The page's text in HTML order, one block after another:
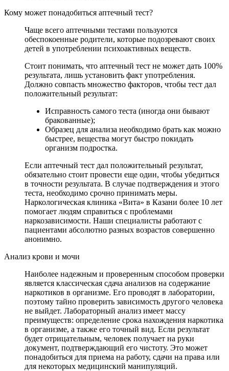
Кому может понадобиться аптечный тест?
Чаще всего аптечными тестами пользуются
обеспокоенные родители, которые подозревают своих
детей в употреблении психоактивных веществ.
Стоит понимать, что аптечный тест не может дать 100%
результата, лишь установить факт употребления.
Должно совпасть множество факторов, чтобы тест дал
положительный результат:
Исправность самого теста (иногда они бывают
бракованные);
Образец для анализа необходимо брать как можно
быстрее, вещества могут быстро покидать
организм подростка.
Если аптечный тест дал положительный результат,
обязательно стоит провести еще один, чтобы убедиться
в точности результата. В случае подтверждения и этого
теста, необходимо срочно принимать меры.
Наркологическая клиника «Вита» в Казани более 10 лет
помогает людям справиться с проблемами
наркозависимости. Наши специалисты работают с
пациентами абсолютно разных возрастов совершенно
анонимно.
Анализ крови и мочи
Наиболее надежным и проверенным способом проверки
является классическая сдача анализов на содержание
наркотиков в организме. Его проводят в лаборатории,
поэтому тайно проверить зависимость другого человека
не выйдет. Лабораторный анализ имеет массу
преимуществ: определение срока нахождения наркотика
в организме, а также его точный вид. Если результат
будет отрицательным, человек получает на руки
документ, подтверждающий его чистоту. Это может
понадобиться для приема на работу, сдачи на права или
для некоторых медицинский манипуляций.